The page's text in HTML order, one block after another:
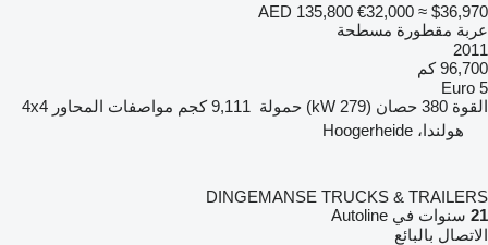
AED 135,800 €32,000 ≈ $36,970
عربة مقطورة مسطحة
2011
96,700 كم
Euro 5
القوة 380 حصان (279 kW) حمولة 9,111 كجم مواصفات المحاور 4x4
هولندا، Hoogerheide
DINGEMANSE TRUCKS & TRAILERS
21 سنوات في Autoline
الاتصال بالبائع